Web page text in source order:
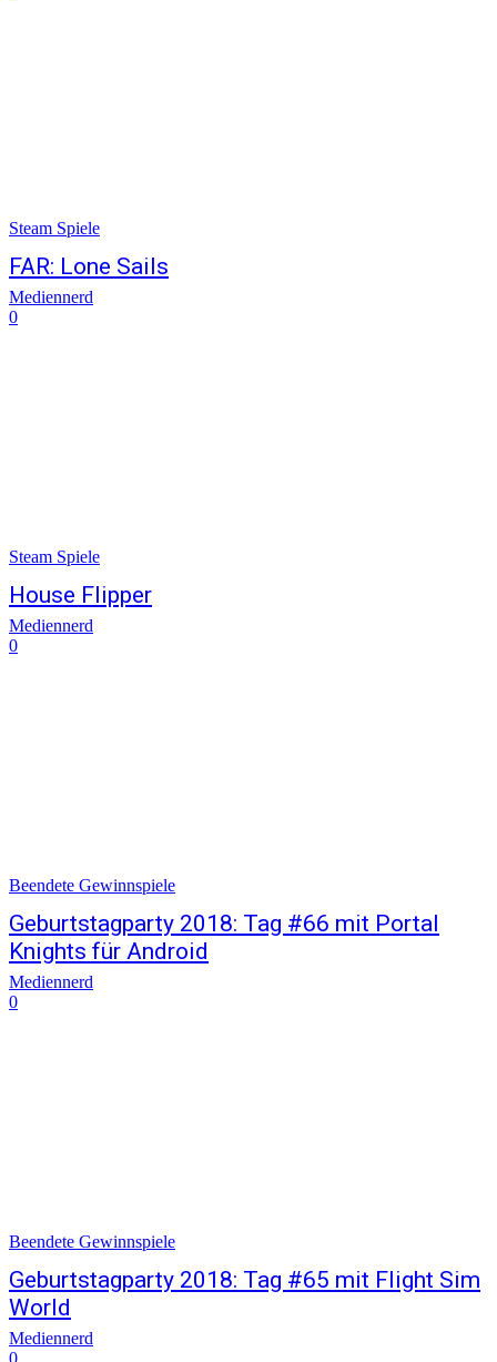
Steam Spiele
FAR: Lone Sails
Mediennerd
0
Steam Spiele
House Flipper
Mediennerd
0
Beendete Gewinnspiele
Geburtstagparty 2018: Tag #66 mit Portal
Knights für Android
Mediennerd
0
Beendete Gewinnspiele
Geburtstagparty 2018: Tag #65 mit Flight Sim
World
Mediennerd
0